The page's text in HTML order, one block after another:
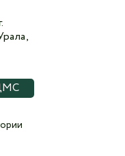
даю согласие на
СМК «Медгард»